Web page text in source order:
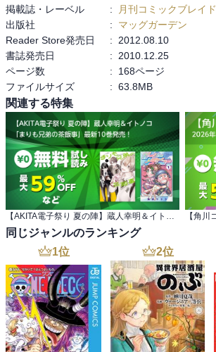
掲載誌・レーベル
:
月刊コミックブレイド
出版社
:
マッグガーデン
Reader Store発売日
:
2012.08.10
書誌発売日
:
2010.12.25
ページ数
:
168ページ
ファイルサイズ
: 63.8MB
関連する特集
【AKITA電子祭り 夏の陣】蔵人幸明＆イトノコ 「まりも兄弟の茶飯事」最新10巻発売！
同じジャンルのランキング
1位 2位